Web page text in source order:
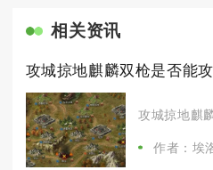
相关资讯
攻城掠地麒麟双枪是否能
攻城掠地麒
作者：埃